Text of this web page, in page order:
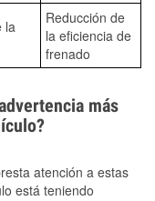
la
Reducción de
la eficiencia de
frenado
más
atención a estas
está teniendo